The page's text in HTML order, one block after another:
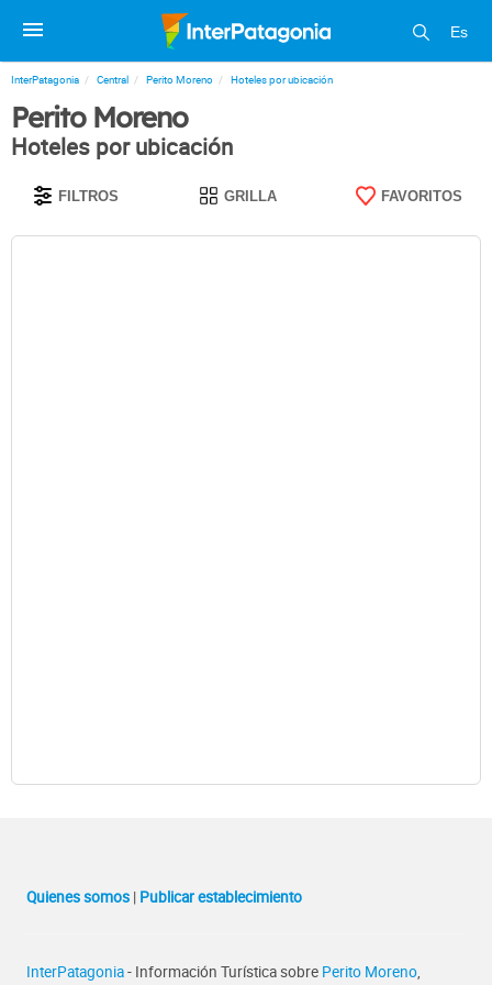
Es
InterPatagonia Central Perito Moreno Hoteles por ubicación
Perito Moreno
Hoteles por ubicación
FILTROS GRILLA FAVORITOS
Quienes somos | Publicar establecimiento
InterPatagonia- Información Turística sobre Perito Moreno,